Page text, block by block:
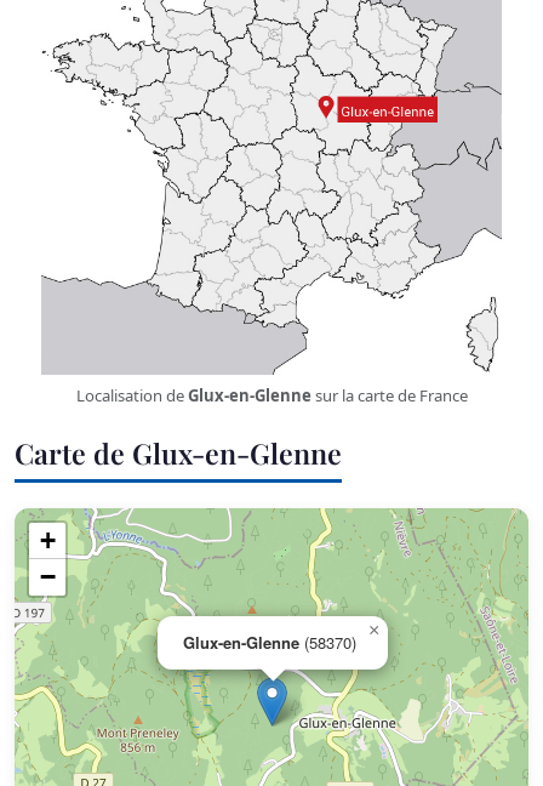
Localisation deGlux-en-Glennesur la carte de France
Carte de Glux-en-Glenne
Glux-en-Glenne (58370)
×
+
−